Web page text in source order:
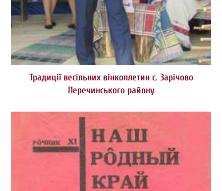
Традиції весільних вінкоплетин с. Зарічово
Перечинського району